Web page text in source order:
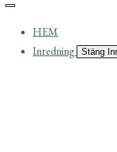
HEM
Inredning
Stäng